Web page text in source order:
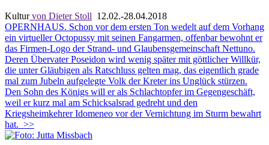
Kulturvon Dieter Stoll 12.02.-28.04.2018
OPERNHAUS. Schon vor dem ersten Ton wedelt auf dem Vorhang
ein virtueller Octopussy mit seinen Fangarmen, offenbar bewohnt er
das Firmen-Logo der Strand- und Glaubensgemeinschaft Nettuno.
Deren Übervater Poseidon wird wenig später mit göttlicher Willkür,
die unter Gläubigen als Ratschluss gelten mag, das eigentlich grade
mal zum Jubeln aufgelegte Volk der Kreter ins Unglück stürzen.
Den Sohn des Königs will er als Schlachtopfer im Gegengeschäft,
weil er kurz mal am Schicksalsrad gedreht und den
Kriegsheimkehrer Idomeneo vor der Vernichtung im Sturm bewahrt
hat. >>